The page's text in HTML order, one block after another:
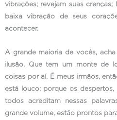
vibrações; revejam suas
baixa vibração de seus
acontecer.
A grande maioria de vocês,
ilusão. Que tem um monte de
coisas por aí. É meus irmãos,
está louco; porque os
todos acreditam nessas
grande volume, estão prontos